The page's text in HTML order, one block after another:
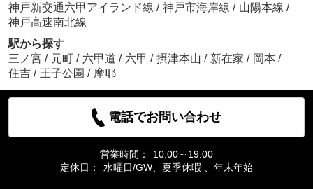
神戸新交通六甲アイランド線 / 神戸市海岸線 / 山陽本線 /
神戸高速南北線
駅から探す
三ノ宮 / 元町 / 六甲道 / 六甲 / 摂津本山 / 新在家 / 岡本 /
住吉 / 王子公園 / 摩耶
電話でお問い合わせ
営業時間：
10:00～19:00
定休日：
水曜日/GW、夏季休暇 、年末年始